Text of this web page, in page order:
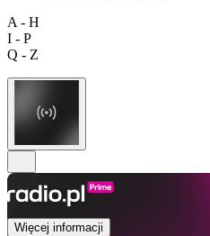
A - H
I - P
Q - Z
Więcej informacji